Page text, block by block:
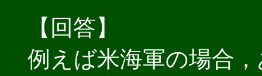
【回答】
例えば米海軍の場合